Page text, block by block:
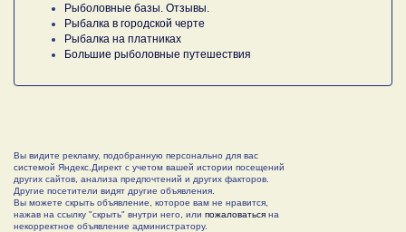
Рыболовные базы. Отзывы.
Рыбалка в городской черте
Рыбалка на платниках
Большие рыболовные путешествия
Вы видите рекламу, подобранную персонально для вас
системой Яндекс.Директ с учетом вашей истории посещений
других сайтов, анализа предпочтений и других факторов.
Другие посетители видят другие объявления.
Вы можете скрыть объявление, которое вам не нравится,
нажав на ссылку "скрыть" внутри него, или пожаловаться на
некорректное объявление администратору.